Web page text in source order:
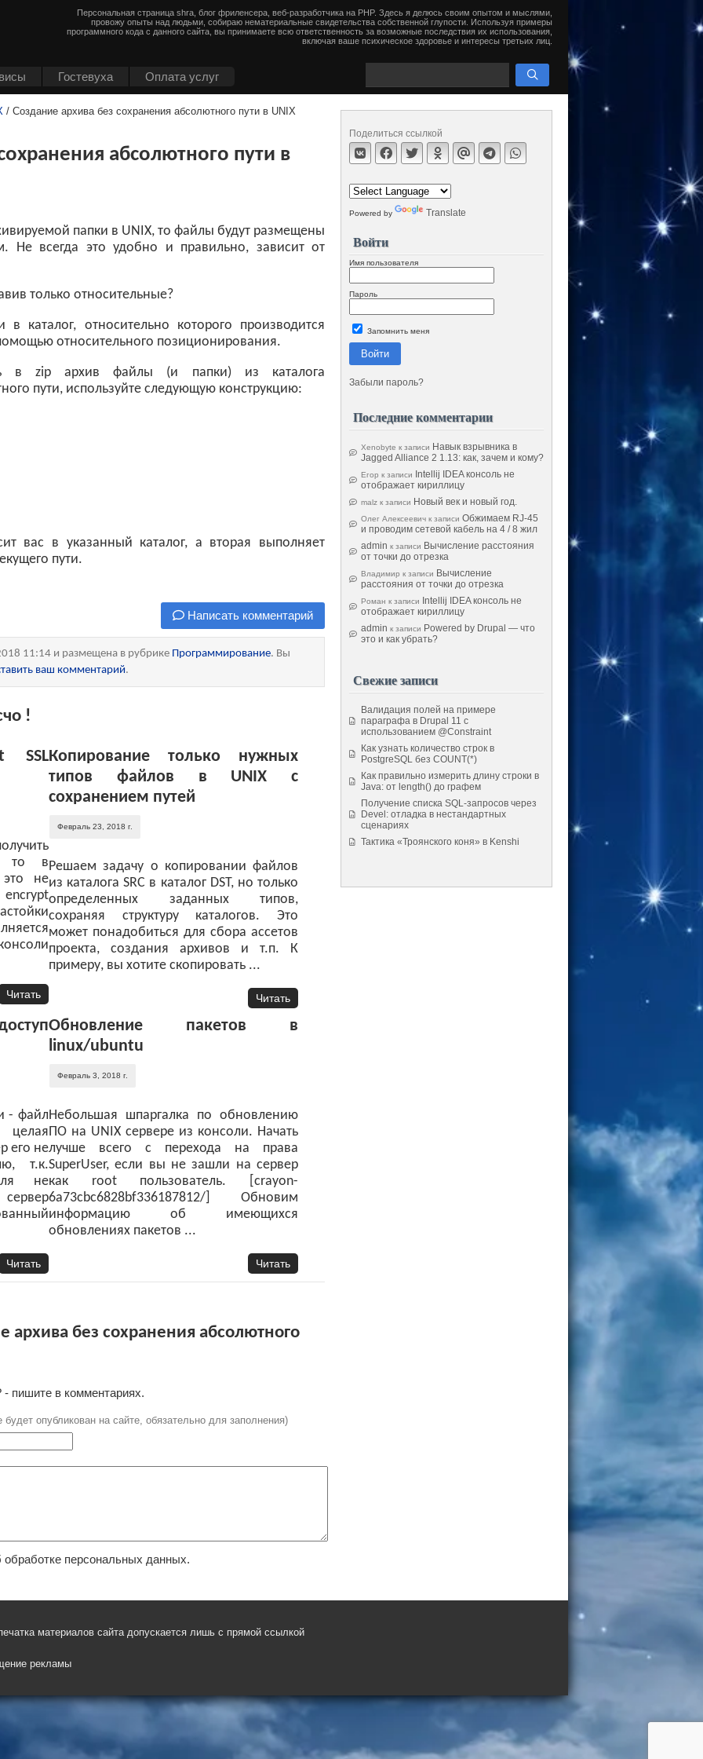
Гостевуха Оплата услуг
Персональная страница shra, блог фриленсера, веб-разработчика на PHP. Здесь я делюсь своим опытом и мыслями,
провожу опыты над людьми, собираю нематериальные свидетельства собственной глупости. Используя примеры
программного кода с данного сайта, вы принимаете всю ответственность за возможные последствия их использования,
включая ваше психическое здоровье и интересы третьих лиц.
/ Создание архива без сохранения абсолютного пути в UNIX
абсолютного пути в
папки в UNIX, то файлы будут размещены
Не всегда это удобно и правильно, зависит от
только относительные?
каталог, относительно которого производится
относительного позиционирования.
в zip архив файлы (и папки) из каталога
пути, используйте следующую конструкцию:
вас в указанный каталог, а вторая выполняет
пути.
Написать комментарий
11:14 и размещена в рубрике Программирование. Вы
ваш комментарий.
!
SSL
то в
это не
encrypt
Читать
Копирование только нужных
типов файлов в UNIX с
сохранением путей
Февраль 23, 2018 г.
Решаем задачу о копировании файлов
из каталога SRC в каталог DST, но только
определенных заданных типов,
сохраняя структуру каталогов. Это
может понадобиться для сбора ассетов
проекта, создания архивов и т.п. К
примеру, вы хотите скопировать ...
Читать
- файл
его не
т.к.
не
Читать
Обновление пакетов в
linux/ubuntu
Февраль 3, 2018 г.
Небольшая шпаргалка по обновлению
ПО на UNIX сервере из консоли. Начать
лучше всего с перехода на права
SuperUser, если вы не зашли на сервер
как root пользователь. [crayon-
6a73cbc6828bf336187812/] Обновим
информацию об имеющихся
обновлениях пакетов ...
Читать
без сохранения абсолютного
пишите в комментариях.
будет опубликован на сайте, обязательно для заполнения)
персональных данных.
Поделиться ссылкой
Powered by Translate
Войти
Имя пользователя
Пароль
Запомнить меня
Войти
Забыли пароль?
Последние комментарии
Xenobyte к записи Навык взрывника в
Jagged Alliance 2 1.13: как, зачем и кому?
Егор к записи
Intellij IDEA консоль не
отображает кириллицу
malz к записи Новый век и новый год.
Олег Алексеевич к записи Обжимаем RJ-45
и проводим сетевой кабель на 4 / 8 жил
admin к записи Вычисление расстояния
от точки до отрезка
Владимир к записи Вычисление
расстояния от точки до отрезка
Роман к записи
Intellij IDEA консоль не
отображает кириллицу
admin к записи Powered by Drupal — что
это и как убрать?
Свежие записи
Валидация полей на примере
параграфа в Drupal 11 с
использованием @Constraint
Как узнать количество строк в
PostgreSQL без COUNT(*)
Как правильно измерить длину строки в
Java: от length() до графем
Получение списка SQL-запросов через
Devel: отладка в нестандартных
сценариях
Тактика «Троянского коня» в Kenshi
материалов сайта допускается лишь с прямой ссылкой
рекламы